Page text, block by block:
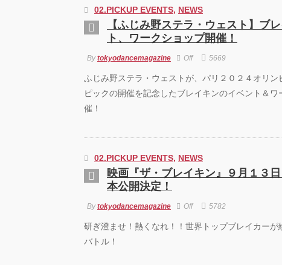
02.PICKUP EVENTS, NEWS
【ふじみ野ステラ・ウェスト】ブ
ト、ワークショップ開催！
Bytokyodancemagazine Off 5669
ふじみ野ステラ・ウェストが、パリ２０２４オリン
ピックの開催を記念したブレイキンのイベント＆ワ
催！
02.PICKUP EVENTS, NEWS
映画『ザ・ブレイキン』９月１３
本公開決定！
Bytokyodancemagazine Off 5782
研ぎ澄ませ！熱くなれ！！世界トップブレイカーが
バトル！